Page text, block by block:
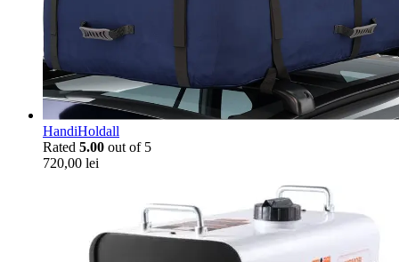
HandiHoldall
Rated 5.00 out of 5
720,00 lei